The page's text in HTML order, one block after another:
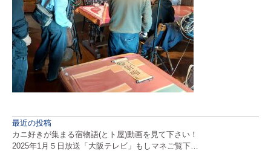
最近の投稿
カニ好きが集まる宿物語(とト屋)動画を見て下さい！
2025年1月５日放送「大阪テレビ」もしマネご覧下…